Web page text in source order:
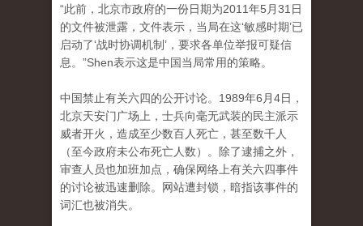
“此前，北京市政府的一份日期为2011年5月31日
的文件被泄露，文件表示，当局在这‘敏感时期’已
启动了‘战时协调机制’，要求各单位举报可疑信
息。”Shen表示这是中国当局常用的策略。
中国禁止有关六四的公开讨论。1989年6月4日，
北京天安门广场上，士兵向毫无武装的民主派示
威者开火，造成至少数百人死亡，甚至数千人
（至今政府未公布死亡人数）。除了逮捕之外，
审查人员也加班加点，确保网络上有关六四事件
的讨论被迅速删除。网站遭封锁，暗指该事件的
词汇也被消失。